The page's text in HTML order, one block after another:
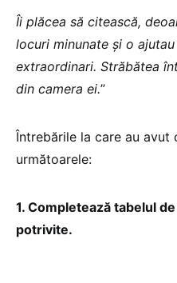
Îi plăcea să citească,
locuri minunate și o
extraordinari. Străbătea
din camera ei.”
Întrebările la care au avut
următoarele:
1. Completează tabelul
potrivite.